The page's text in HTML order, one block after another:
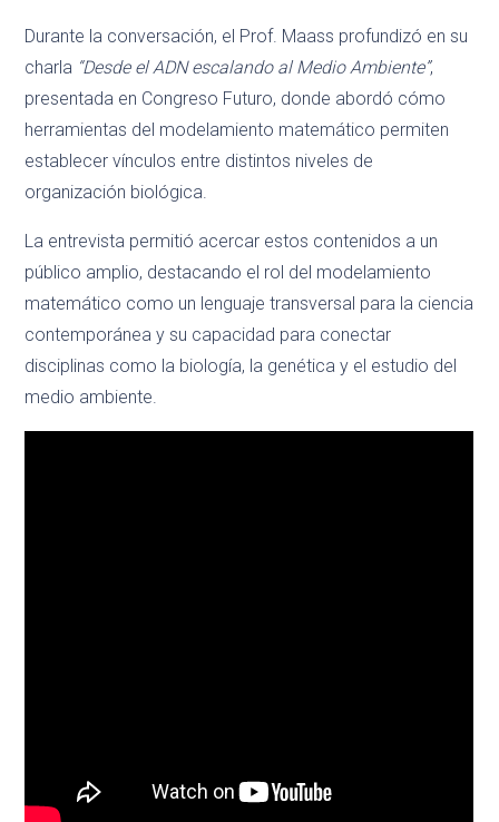
Durante la conversación, el Prof. Maass profundizó en su
charla “Desde el ADN escalando al Medio Ambiente”,
presentada en Congreso Futuro, donde abordó cómo
herramientas del modelamiento matemático permiten
establecer vínculos entre distintos niveles de
organización biológica.
La entrevista permitió acercar estos contenidos a un
público amplio, destacando el rol del modelamiento
matemático como un lenguaje transversal para la ciencia
contemporánea y su capacidad para conectar
disciplinas como la biología, la genética y el estudio del
medio ambiente.